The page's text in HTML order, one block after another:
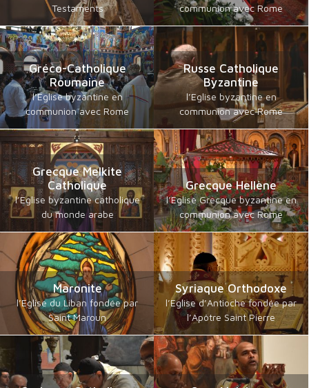
Testaments
communion avec Rome
Gréco-Catholique
Roumaine
l’Eglise byzantine en
communion avec Rome
Russe Catholique
Byzantine
l’Eglise byzantine en
communion avec Rome
Grecque Melkite
Catholique
l’Eglise byzantine catholique
du monde arabe
Grecque Hellène
l’Eglise Grecque byzantine en
communion avec Rome
Maronite
l’Eglise du Liban fondée par
Saint Maroun
Syriaque Orthodoxe
l’Eglise d’Antioche fondée par
l’Apôtre Saint Pierre